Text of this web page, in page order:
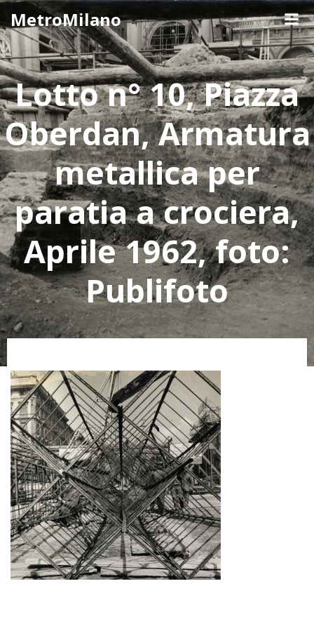
to
content
MetroMilano
Lotto n° 10, Piazza
Oberdan, Armatura
metallica per
paratia a crociera,
Aprile 1962, foto:
Publifoto